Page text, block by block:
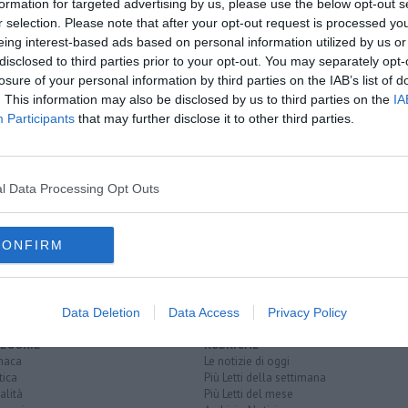
for targeted advertising by us, please use the below opt-out
selection. Please note that after your opt-out request is processed
interest-based ads based on personal information utilized by us
to third parties prior to your opt-out. You may separately
of your personal information by third parties on the IAB’s list of
This information may also be disclosed by us to third parties on the
Participants that may further disclose it to other third parties.
Data Processing Opt Outs
Data Deletion Data Access Privacy Policy
iscriviti alla Newsletter QUInews - ToscanaMedia.
nella tua casella di posta.
play-off buona giornata
RUBRICHE
Le notizie di oggi
Più Letti della settimana
Più Letti del mese